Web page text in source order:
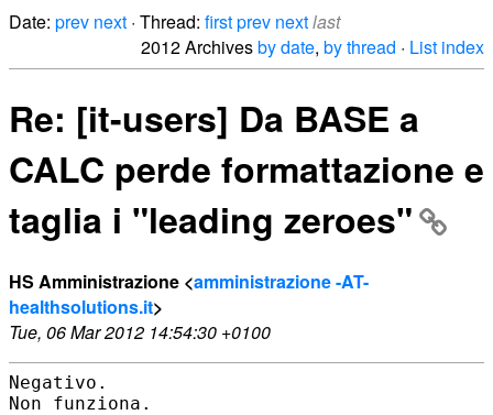
Date: prev next · Thread: firstprev nextlast
2012 Archivesby date, by thread · List index
Re: [it-users] Da BASE a
CALC perde formattazione e
taglia i "leading zeroes"
HS Amministrazione <amministrazione -AT-
healthsolutions.it>
Tue, 06 Mar 2012 14:54:30 +0100
Negativo.
Non funziona.